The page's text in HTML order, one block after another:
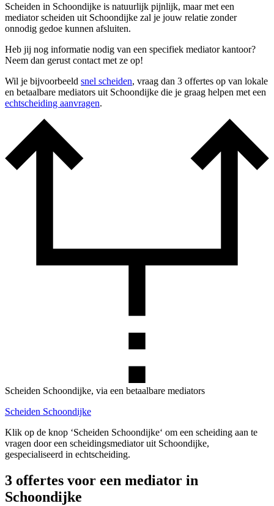
Scheiden in Schoondijke is natuurlijk pijnlijk, maar met een
mediator scheiden uit Schoondijke zal je jouw relatie zonder
onnodig gedoe kunnen afsluiten.
Heb jij nog informatie nodig van een specifiek mediator kantoor?
Neem dan gerust contact met ze op!
Wil je bijvoorbeeld snel scheiden, vraag dan 3 offertes op van lokale
en betaalbare mediators uit Schoondijke die je graag helpen met een
echtscheiding aanvragen.
Scheiden Schoondijke, via een betaalbare mediators
Scheiden Schoondijke
Klik op de knop ‘Scheiden Schoondijke‘ om een scheiding aan te
vragen door een scheidingsmediator uit Schoondijke,
gespecialiseerd in echtscheiding.
3 offertes voor een mediator in
Schoondijke